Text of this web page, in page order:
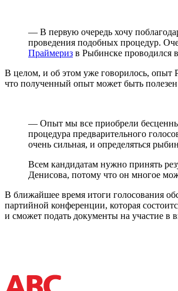
— В первую очередь хочу
проведения подобных процедур.
Праймериз в Рыбинске проводился
В целом, и об этом уже говорилось, опыт
что полученный опыт может быть
— Опыт мы все приобрели
процедура предварительного
очень сильная, и определяться
Всем кандидатам нужно принять
Денисова, потому что он многое
В ближайшее время итоги голосования
партийной конференции, которая
и сможет подать документы на участие в